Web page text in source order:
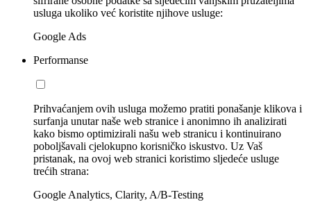
usluga ukoliko već koristite njihove usluge:
Google Ads
Performanse
Prihvaćanjem ovih usluga možemo pratiti ponašanje klikova i
surfanja unutar naše web stranice i anonimno ih analizirati
kako bismo optimizirali našu web stranicu i kontinuirano
poboljšavali cjelokupno korisničko iskustvo. Uz Vaš
pristanak, na ovoj web stranici koristimo sljedeće usluge
trećih strana:
Google Analytics, Clarity, A/B-Testing